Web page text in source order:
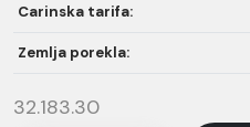
Carinska tarifa:
Zemlja porekla:
32.183.30